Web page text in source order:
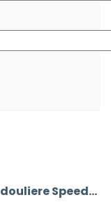
A+ Louis Vuitton Monogram Bandouliere Speedy 35’Lik Vejital Deri CRL242